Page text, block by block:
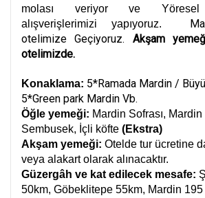
molası veriyor ve Yöresel
alışverişlerimizi yapıyoruz.
otelimize Geçiyoruz. Akşam
otelimizde.
Konaklama: 5*Ramada Mardin /
5*Green park Mardin Vb.
Öğle yemeği: Mardin Sofrası, Mardin
Sembusek, İçli köfte (Ekstra)
Akşam yemeği: Otelde tur ücretine
veya alakart olarak alınacaktır.
Güzergâh ve kat edilecek mesafe:
50km, Göbeklitepe 55km, Mardin 195